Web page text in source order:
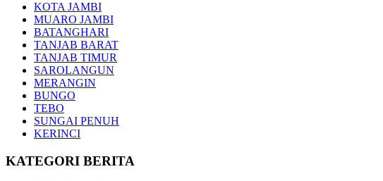
KOTA JAMBI
MUARO JAMBI
BATANGHARI
TANJAB BARAT
TANJAB TIMUR
SAROLANGUN
MERANGIN
BUNGO
TEBO
SUNGAI PENUH
KERINCI
KATEGORI BERITA